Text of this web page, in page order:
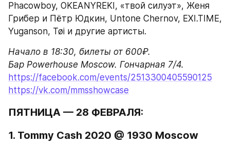
Phacowboy, OKEANYREKI, «твой силуэт», Женя
Грибер и Пётр Юдкин, Untone Chernov, EXI.TIME,
Yuganson, Tøi и другие артисты.
Начало в 18:30, билеты от 600₽.
Бар Powerhouse Moscow. Гончарная 7/4.
https://facebook.com/events/2513300405590125
https://vk.com/mmsshowcase
ПЯТНИЦА — 28 ФЕВРАЛЯ:
1. Tommy Cash 2020 @ 1930 Moscow